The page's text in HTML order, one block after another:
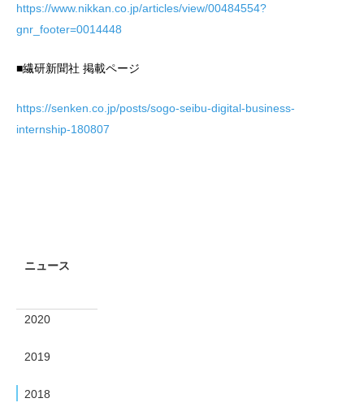
https://www.nikkan.co.jp/articles/view/00484554?
gnr_footer=0014448
■繊研新聞社 掲載ページ
https://senken.co.jp/posts/sogo-seibu-digital-business-
internship-180807
ニュース
2020
2019
2018